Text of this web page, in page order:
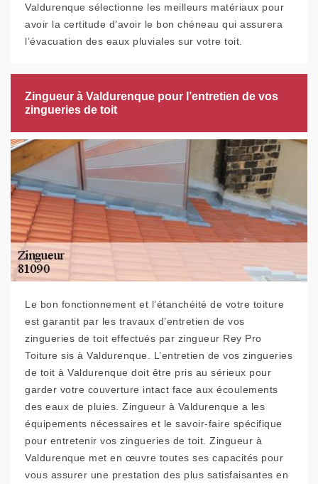
Valdurenque sélectionne les meilleurs matériaux pour
avoir la certitude d’avoir le bon chéneau qui assurera
l’évacuation des eaux pluviales sur votre toit.
Zingueur à Valdurenque pour l’entretien de vos
zingueries de toit
Le bon fonctionnement et l’étanchéité de votre toiture
est garantit par les travaux d’entretien de vos
zingueries de toit effectués par zingueur Rey Pro
Toiture sis à Valdurenque. L’entretien de vos zingueries
de toit à Valdurenque doit être pris au sérieux pour
garder votre couverture intact face aux écoulements
des eaux de pluies. Zingueur à Valdurenque a les
équipements nécessaires et le savoir-faire spécifique
pour entretenir vos zingueries de toit. Zingueur à
Valdurenque met en œuvre toutes ses capacités pour
vous assurer une prestation des plus satisfaisantes en